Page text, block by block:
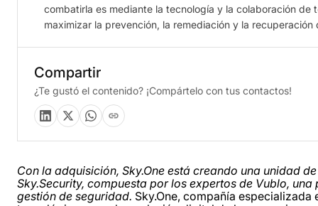
Con la adquisición, Sky.One está creando una unidad
Sky.Security, compuesta por los expertos de Vublo,
gestión de seguridad. Sky.One, compañía
combatirla es mediante la tecnología y la colaboración de
maximizar la prevención, la remediación y la recuperación
Compartir
¿Te gustó el contenido? ¡Compártelo con tus contactos!